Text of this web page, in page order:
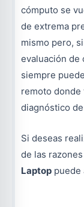
cómputo se
de extrema
mismo pero,
evaluación de
siempre
remoto donde
diagnóstico
Si deseas
de las
Laptop puede